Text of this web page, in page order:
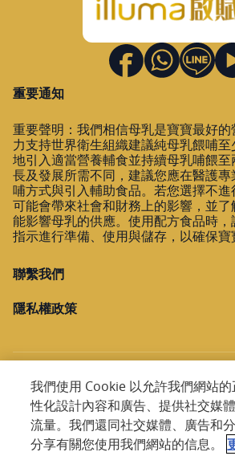
顯示在地圖上
規劃路線
大樹斗六雲林
雲林縣斗六市雲林路2段113號
05-5372300
顯示在地圖上
規劃路線
雲林縣斗南鎮南昌路112號
顯示在地圖上
規劃路線
重要通知
重要聲明：我們相信母乳是寶寶最好
力支持世界衛生組織建議純母乳餵哺
地引入適當營養輔食並持續母乳哺餵
長及發展所需不同，建議您應在醫護
哺方式與引入輔助食品。若您選擇不
可能會帶來社會和財務上的影響，並
能影響母乳的供應。使用配方食品時
指示進行準備、使用與儲存，以確保寶
聯繫我們
隱私權政策
Copyright @ 2026 Nestlé. All
我們使用 Cookie 以允許我們網站
性化設計內容和廣告、提供社交媒
流量。我們還同社交媒體、廣告和
分享有關您使用我們網站的信息。